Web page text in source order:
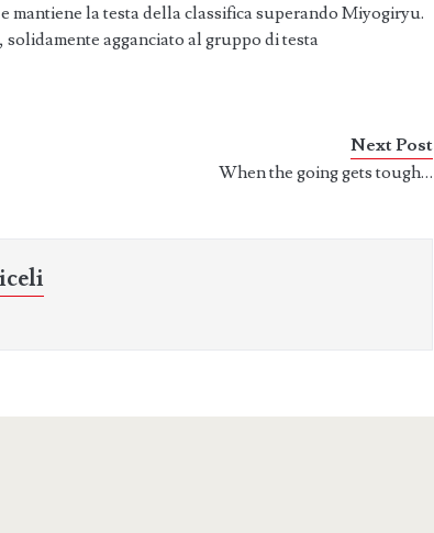
mantiene la testa della classifica superando Miyogiryu.
agganciato al gruppo di testa
Next Post
When the going gets tough…